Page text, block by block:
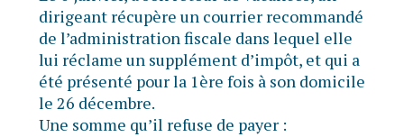
dirigeant récupère un courrier recommandé
de l’administration fiscale dans lequel elle
lui réclame un supplément d’impôt, et qui a
été présenté pour la 1ère fois à son domicile
le 26 décembre.
Une somme qu’il refuse de payer :